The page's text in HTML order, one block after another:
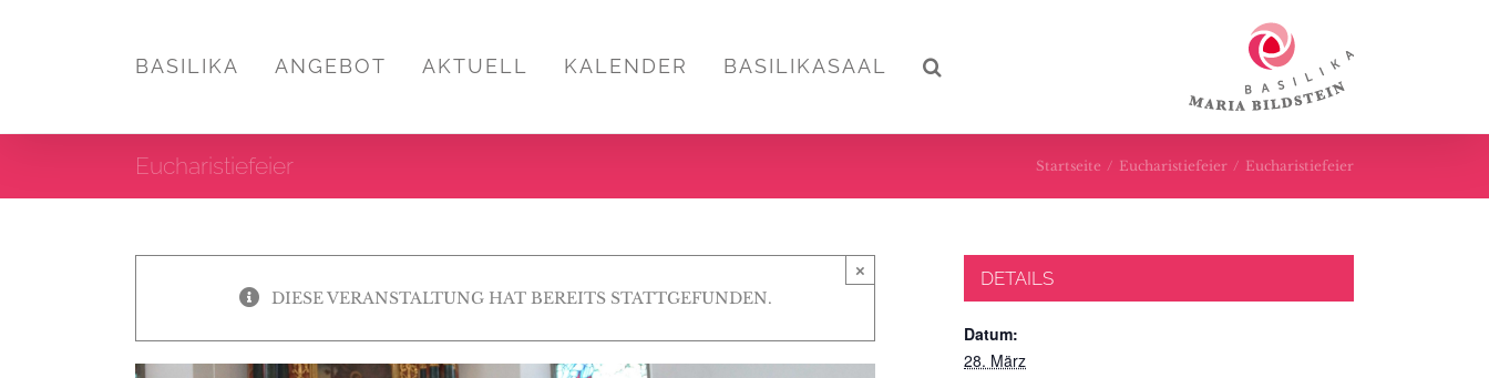
BASILIKA ANGEBOT AKTUELL KALENDER BASILIKASAAL
Eucharistiefeier Startseite / Eucharistiefeier / Eucharistiefeier
×
DIESE VERANSTALTUNG HAT BEREITS STATTGEFUNDEN.
DETAILS
Datum:
28. März